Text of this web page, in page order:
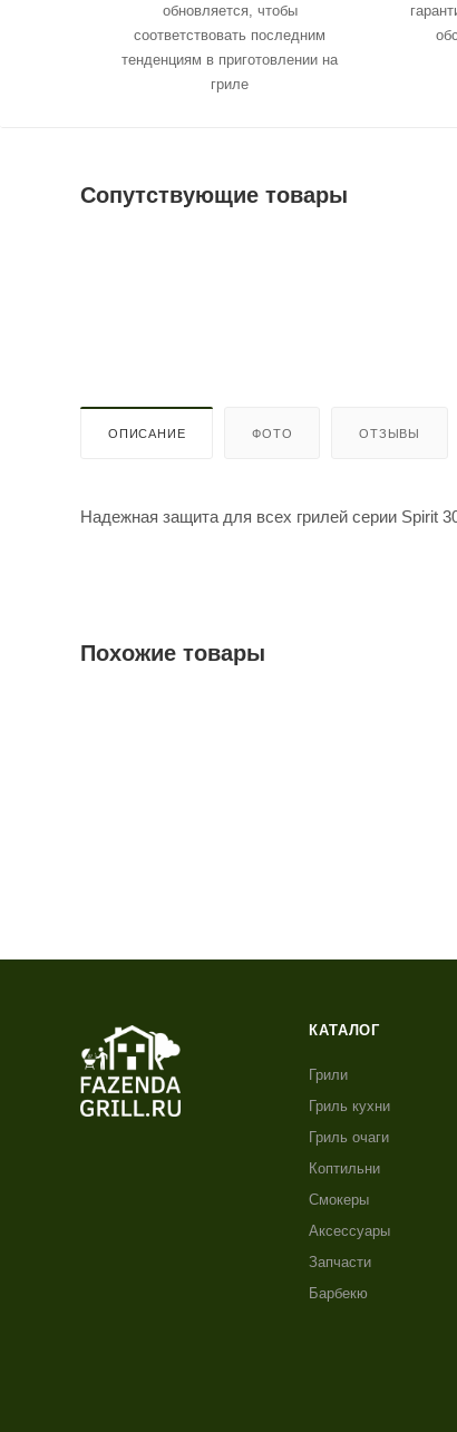
обновляется, чтобы
соответствовать последним
тенденциям в приготовлении на
гриле
Сопутствующие товары
ОПИСАНИЕ ФОТО ОТЗЫВЫ
Надежная защита для всех грилей серии Spirit
Похожие товары
КАТАЛОГ
Грили
Гриль кухни
Гриль очаги
Коптильни
Смокеры
Аксессуары
Запчасти
Барбекю